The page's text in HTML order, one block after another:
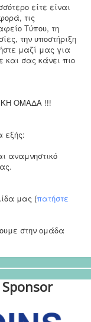
είτε είναι
τις
Τύπου, τη
την υποστήριξη
μαζί μας για
και σας κάνει πιο
ΟΜΑΔΑ !!!
εξής:
αναμνηστικό
μας (πατήστε
στην ομάδα